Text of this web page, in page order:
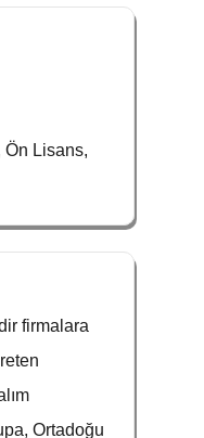
Ön Lisans,
firmalara
Ortadoğu